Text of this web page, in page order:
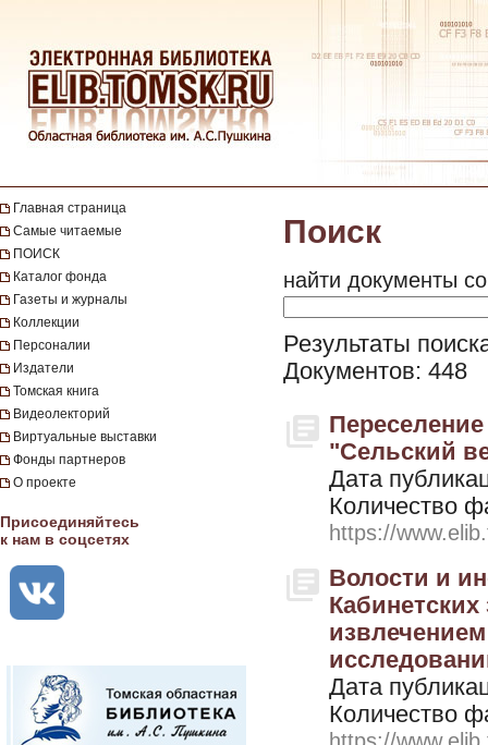
Главная страница
Самые читаемые
ПОИСК
Каталог фонда
Газеты и журналы
Коллекции
Персоналии
Издатели
Томская книга
Видеолекторий
Виртуальные выставки
Фонды партнеров
О проекте
Присоединяйтесь
к нам в соцсетях
Поиск
найти документы
Результаты
Документов: 448
"Сельский
Дата
Количество
https://
Волости и
Дата
Количество